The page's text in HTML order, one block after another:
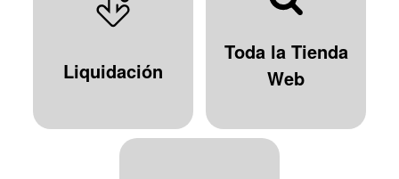
Liquidación
Toda la Tienda
Web